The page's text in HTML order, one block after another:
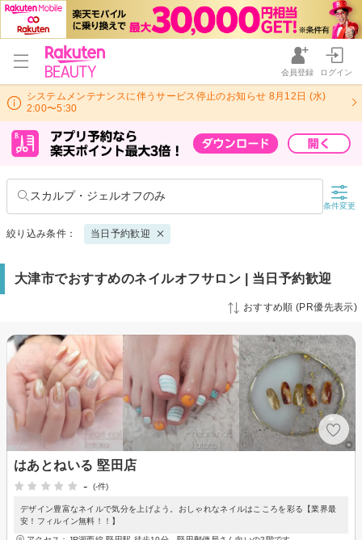
会員登録 ログイン
システムメンテナンスに伴うサービス停止のお知らせ 8月12日 (水)
2:00〜5:30
スカルプ・ジェルオフのみ
条件変更
絞り込み条件： 当日予約歓迎
大津市でおすすめのネイルオフサロン | 当日予約歓迎
おすすめ順 (PR優先表示)
はあとねいる 堅田店
-
(-件)
デザイン豊富なネイルで気分を上げよう。おしゃれなネイルはこころを彩る【業界最
安！フィルイン無料！！】